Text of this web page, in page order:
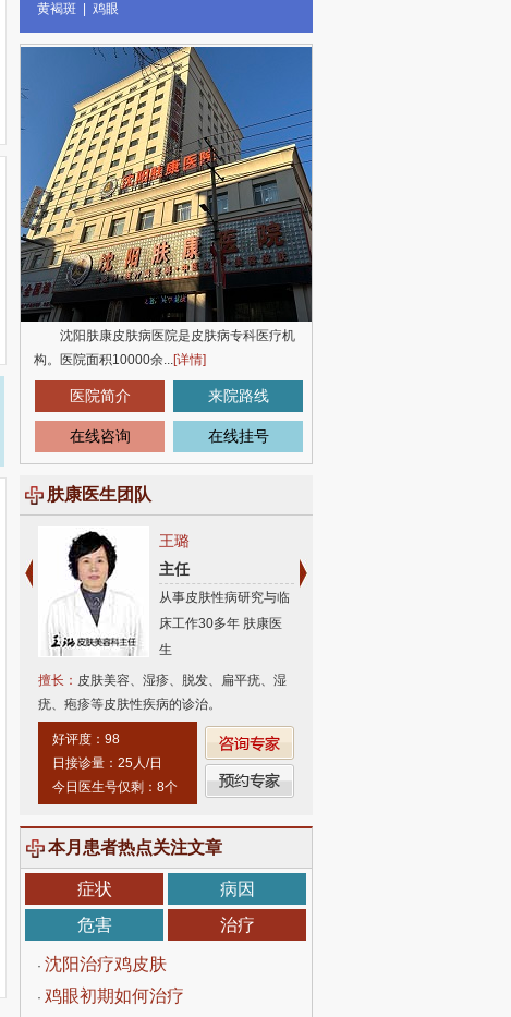
黄褐斑
鸡眼
沈阳肤康皮肤病医院是皮肤病专科医疗机
构。医院面积10000余...[详情]
医院简介 来院路线
在线咨询 在线挂号
肤康医生团队
王璐
主任
从事皮肤性病研究与临
床工作30多年 肤康医
生
擅长： 皮肤美容、湿疹、脱发、扁平疣、湿
疣、疱疹等皮肤性疾病的诊治。
好评度：98
日接诊量：25人/日
今日医生号仅剩：8个
本月患者热点关注文章
症状
病因
危害
治疗
· 沈阳治疗鸡皮肤
· 鸡眼初期如何治疗